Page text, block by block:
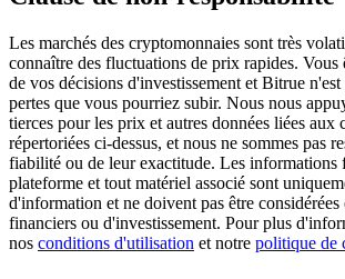
Register & Trade to Win 500,000 USDT
Precious Metals Trading Carnival
Trade Gold & Silver · 33,333 USDT
Les marchés des cryptomonnaies sont très
connaître des fluctuations de prix rapides. Vous
de vos décisions d'investissement et Bitrue n'est
pertes que vous pourriez subir. Nous nous
tierces pour les prix et autres données liées aux
répertoriées ci-dessus, et nous ne sommes pas
fiabilité ou de leur exactitude. Les informations
plateforme et tout matériel associé sont
d'information et ne doivent pas être considérées
financiers ou d'investissement. Pour plus
nos conditions d'utilisation et notre politique de